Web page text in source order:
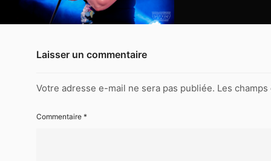
2022-
24-
Laisser un commentaire
Votre adresse e-mail ne sera pas publiée. Les
Commentaire *